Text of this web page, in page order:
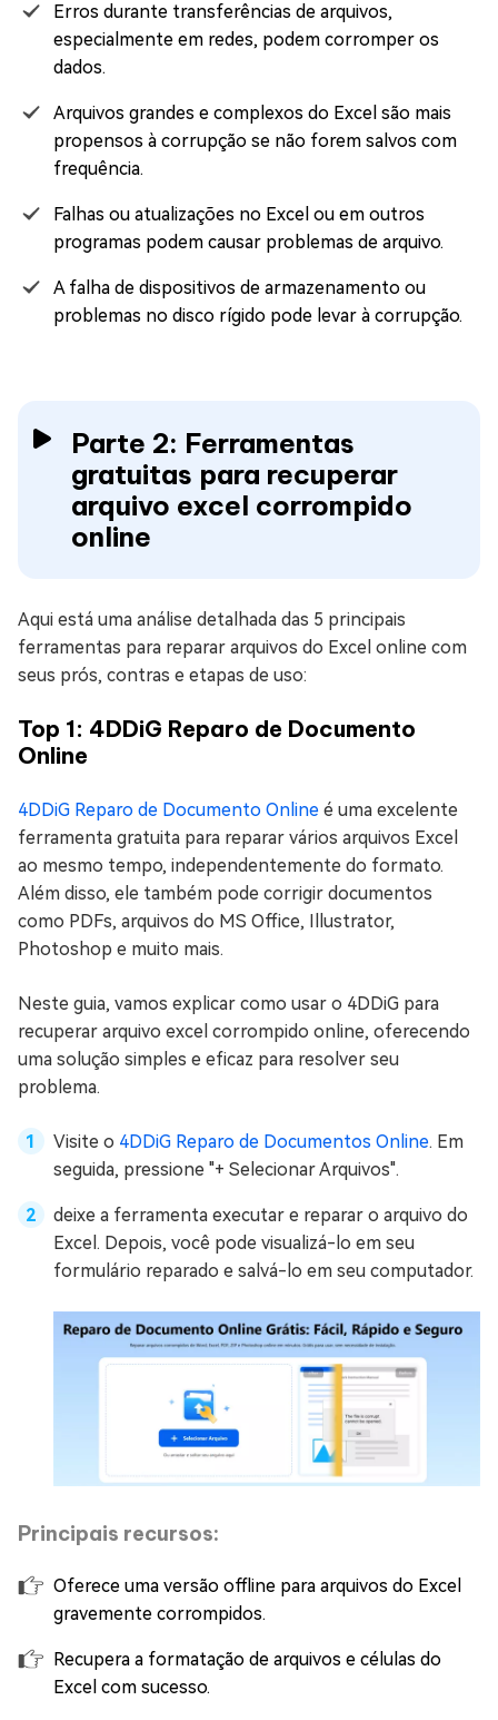
Erros durante transferências de arquivos,
especialmente em redes, podem corromper os
dados.
Arquivos grandes e complexos do Excel são mais
propensos à corrupção se não forem salvos com
frequência.
Falhas ou atualizações no Excel ou em outros
programas podem causar problemas de arquivo.
A falha de dispositivos de armazenamento ou
problemas no disco rígido pode levar à corrupção.
Parte 2: Ferramentas
gratuitas para recuperar
arquivo excel corrompido
online
Aqui está uma análise detalhada das 5 principais
ferramentas para reparar arquivos do Excel online com
seus prós, contras e etapas de uso:
Top 1: 4DDiG Reparo de Documento
Online
4DDiG Reparo de Documento Online é uma excelente
ferramenta gratuita para reparar vários arquivos Excel
ao mesmo tempo, independentemente do formato.
Além disso, ele também pode corrigir documentos
como PDFs, arquivos do MS Office, Illustrator,
Photoshop e muito mais.
Neste guia, vamos explicar como usar o 4DDiG para
recuperar arquivo excel corrompido online, oferecendo
uma solução simples e eficaz para resolver seu
problema.
Visite o 4DDiG Reparo de Documentos Online. Em
seguida, pressione "+ Selecionar Arquivos".
deixe a ferramenta executar e reparar o arquivo do
Excel. Depois, você pode visualizá-lo em seu
formulário reparado e salvá-lo em seu computador.
Principais recursos:
Oferece uma versão offline para arquivos do Excel
gravemente corrompidos.
Recupera a formatação de arquivos e células do
Excel com sucesso.